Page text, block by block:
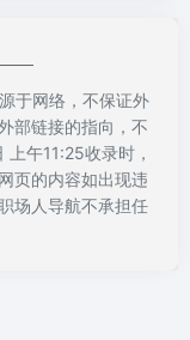
于网络，不保证外
部链接的指向，不
午11:25收录时，
页的内容如出现违
场人导航不承担任